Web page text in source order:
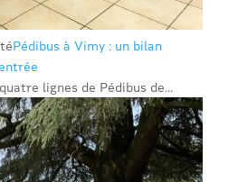
Pédibus à Vimy : un bilan
lignes de Pédibus de...